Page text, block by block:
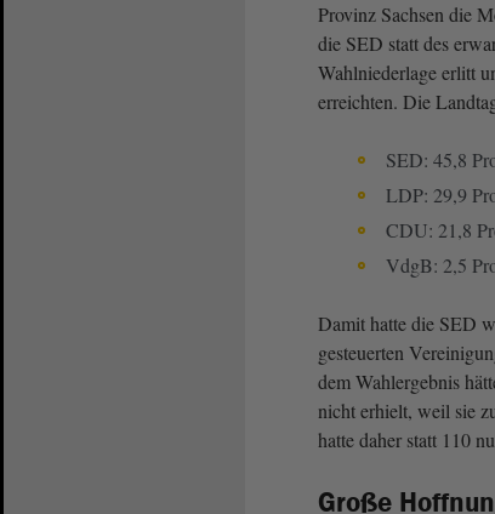
Provinz Sachsen die
die SED statt des
Wahlniederlage erlitt
erreichten. Die
SED: 45,8
LDP: 29,9
CDU: 21,8
VdgB: 2,5
Damit hatte die SED
gesteuerten
dem Wahlergebnis
nicht erhielt, weil sie
hatte daher statt 110
Große